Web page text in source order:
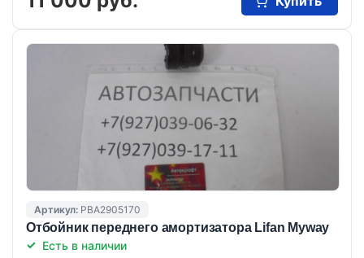
Артикул: PBA2905170
Отбойник переднего амортизатора Lifan Myway
Есть в наличии